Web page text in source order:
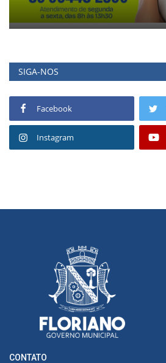
SIGA-NOS
Facebook
Instagram
CONTATO